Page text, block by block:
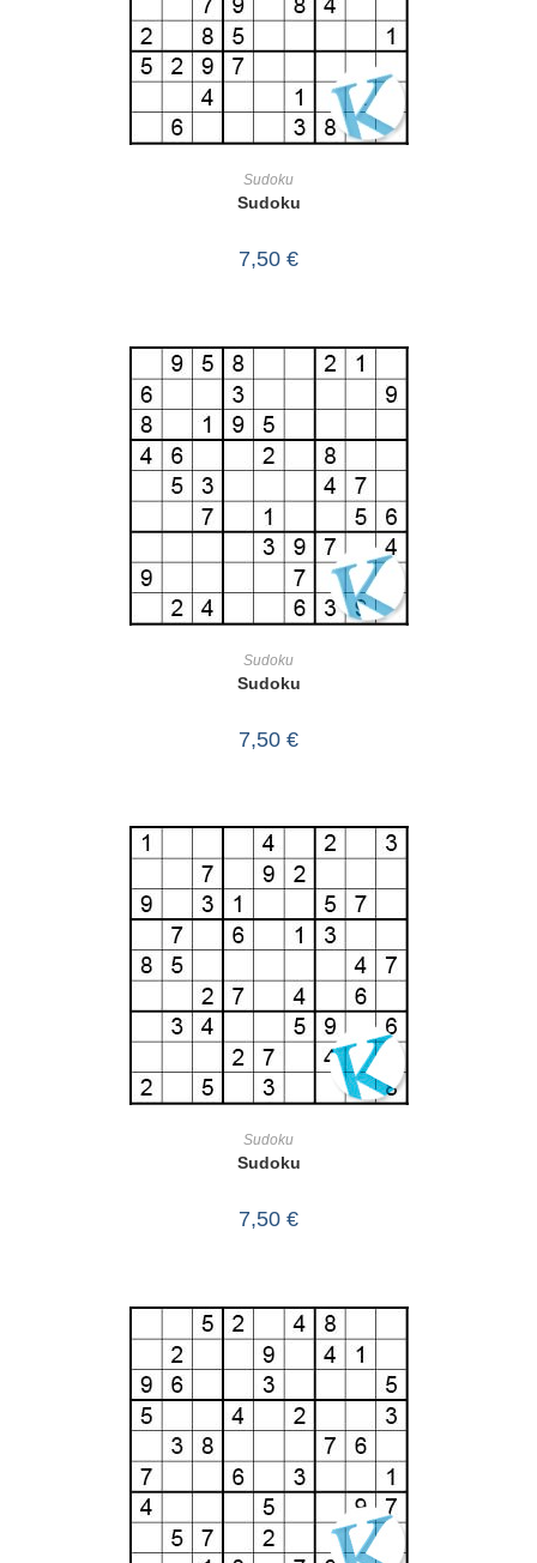
Sudoku
Sudoku
7,50 €
Sudoku
Sudoku
7,50 €
Sudoku
Sudoku
7,50 €